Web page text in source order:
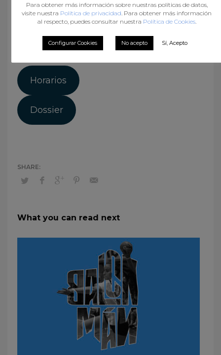
realizarán pequenos vídeos insistindo en
valores fundamentais como respecto,
educación e igualdade, para loitar contra esta
lacra social.
Horarios
Dossier
What you can read next
Para obtener más información sobre nuestras políticas de datos,
visite nuestra Política de privacidad . Para obtener más información
al respecto, puedes consultar nuestra Política de Cookies.
Configurar Cookies No acepto Sí, Acepto